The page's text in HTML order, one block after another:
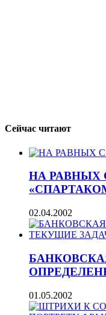
Сейчас читают
НА РАВНЫХ
02.04.2002
01.05.2002